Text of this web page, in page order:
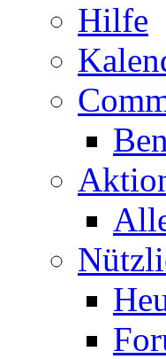
Hilfe